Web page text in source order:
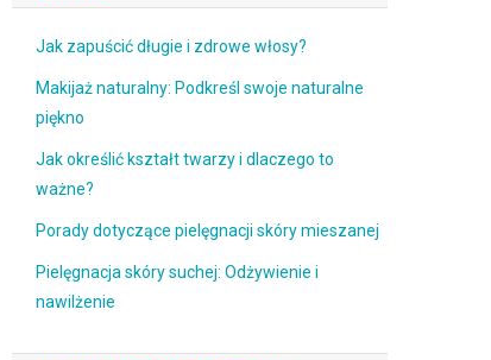
Jak zapuścić długie i zdrowe włosy?
Makijaż naturalny: Podkreśl swoje naturalne
piękno
Jak określić kształt twarzy i dlaczego to
ważne?
Porady dotyczące pielęgnacji skóry mieszanej
Pielęgnacja skóry suchej: Odżywienie i
nawilżenie